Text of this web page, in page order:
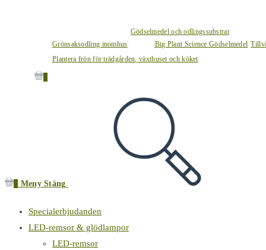
Grönsaksodling inomhus
Gödselmedel och odlingssubstrat
Big Plant Science Gödselmedel
Plantera frön för trädgården, växthuset och köket
Meny Stäng
Specialerbjudanden
LED-remsor & glödlampor
LED-remsor